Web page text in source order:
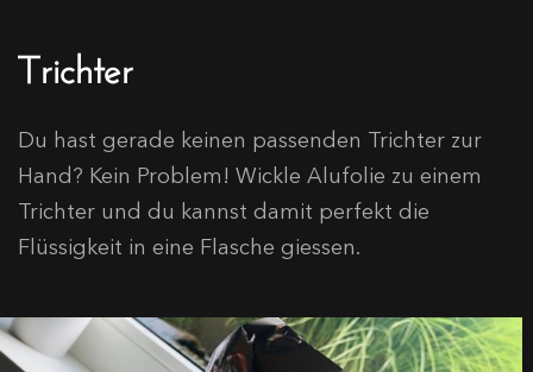
Trichter
Du hast gerade keinen passenden Trichter zur
Hand? Kein Problem! Wickle Alufolie zu einem
Trichter und du kannst damit perfekt die
Flüssigkeit in eine Flasche giessen.